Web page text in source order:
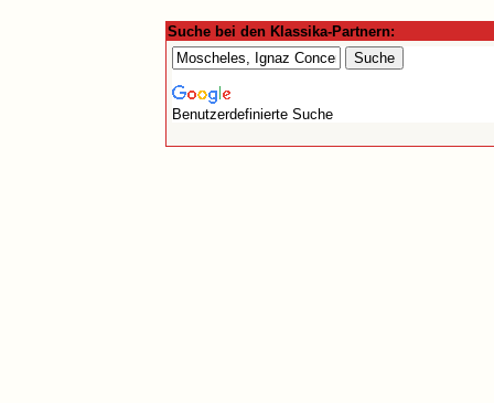
Suche bei den Klassika-Partnern:
Benutzerdefinierte Suche